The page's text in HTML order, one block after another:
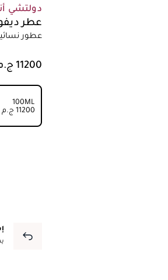
دولتشي
عطر
عطور
100ML
⁦11200⁩ ج.م